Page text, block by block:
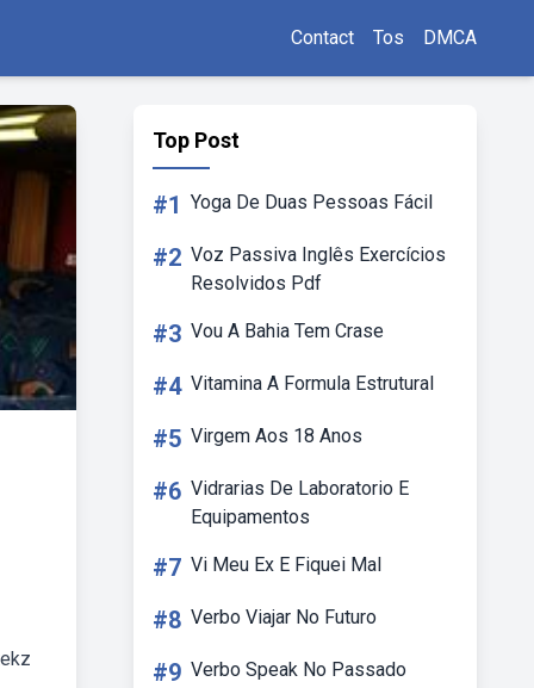
Contact Tos DMCA
Top Post
#1 Yoga De Duas Pessoas Fácil
#2 Voz Passiva Inglês Exercícios
Resolvidos Pdf
#3 Vou A Bahia Tem Crase
#4 Vitamina A Formula Estrutural
#5 Virgem Aos 18 Anos
#6 Vidrarias De Laboratorio E
Equipamentos
#7 Vi Meu Ex E Fiquei Mal
#8 Verbo Viajar No Futuro
#9 Verbo Speak No Passado